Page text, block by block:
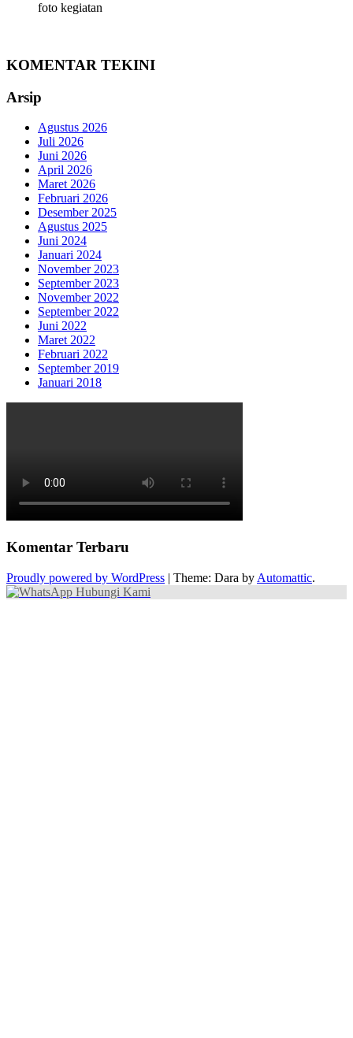
foto kegiatan
KOMENTAR TEKINI
Arsip
Agustus 2026
Juli 2026
Juni 2026
April 2026
Maret 2026
Februari 2026
Desember 2025
Agustus 2025
Juni 2024
Januari 2024
November 2023
September 2023
November 2022
September 2022
Juni 2022
Maret 2022
Februari 2022
September 2019
Januari 2018
Komentar Terbaru
Proudly powered by WordPress | Theme: Dara by Automattic.
Hubungi Kami